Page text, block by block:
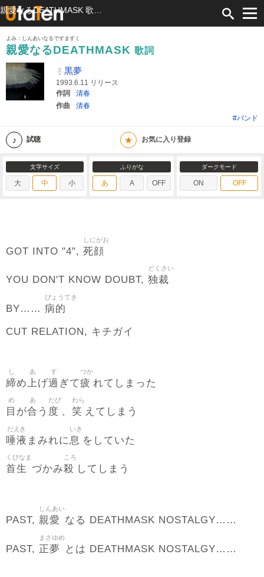
よみ：しんあいなるですますく
親愛なるDEATHMASK 歌詞
黒夢
1993.6.11 リリース
作詞
清春
作曲
清春
#バンド
試聴 ★ お気に入り登録
文字サイズ
大 中 小
ふりがな
あ A OFF
ダークモード
ON OFF
GOT INTO "4", 死顔
しにがお
YOU DON'T KNOW DOUBT, 独裁
どくさい
BY…… 病的
びょうてき
CUT RELATION, キチガイ
締
し
め上
あ
げ過
す
ぎて疲
つか
れてしまった
目
め
が合
あ
う 度
たび
、 笑
わら
えてしまう
唾液
だえき
まみれに息
いき
をしていた
首生
くびなま
づかみ殺
ころ
してしまう
PAST, 親愛
しんあい
なる DEATHMASK NOSTALGY……
PAST, 正夢
まさゆめ
とは DEATHMASK NOSTALGY……